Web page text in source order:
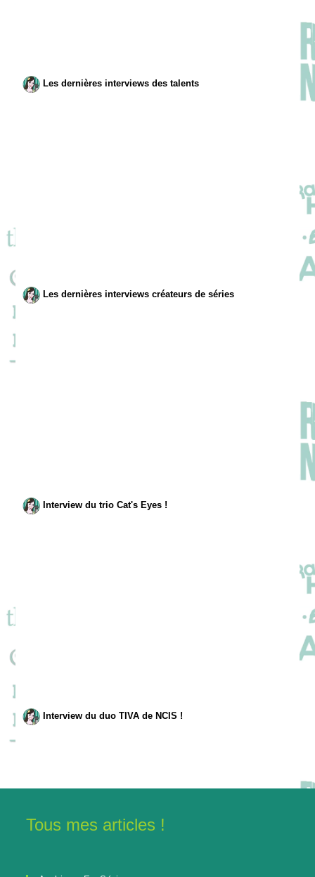
Les dernières interviews des talents
Les dernières interviews créateurs de séries
Interview du trio Cat's Eyes !
Interview du duo TIVA de NCIS !
Tous mes articles !